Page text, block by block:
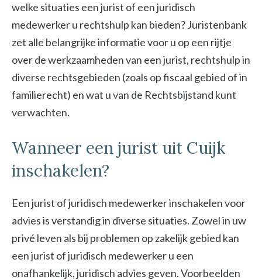
welke situaties een jurist of een juridisch
medewerker u rechtshulp kan bieden? Juristenbank
zet alle belangrijke informatie voor u op een rijtje
over de werkzaamheden van een jurist, rechtshulp in
diverse rechtsgebieden (zoals op fiscaal gebied of in
familierecht) en wat u van de Rechtsbijstand kunt
verwachten.
Wanneer een jurist uit Cuijk
inschakelen?
Een jurist of juridisch medewerker inschakelen voor
advies is verstandig in diverse situaties. Zowel in uw
privé leven als bij problemen op zakelijk gebied kan
een jurist of juridisch medewerker u een
onafhankelijk, juridisch advies geven. Voorbeelden